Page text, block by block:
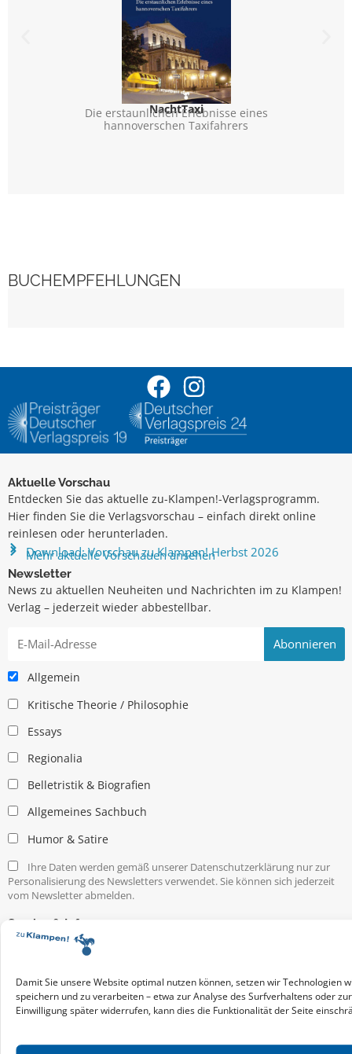
Damit Sie unsere Website optimal nutzen können, setzen wir Technologien
speichern und zu verarbeiten – etwa zur Analyse des Surfverhaltens oder
Einwilligung später widerrufen, kann dies die Funktionalität der Seite
NachtTaxi
Die erstaunlichen Erlebnisse eines
hannoverschen Taxifahrers
BUCHEMPFEHLUNGEN
Aktuelle Vorschau
Entdecken Sie das aktuelle zu-Klampen!-Verlagsprogramm.
Hier finden Sie die Verlagsvorschau – einfach direkt online
reinlesen oder herunterladen.
Download: Vorschau zu Klampen! Herbst 2026
Mehr aktuelle Vorschauen ansehen
Newsletter
News zu aktuellen Neuheiten und Nachrichten im zu Klampen!
Verlag – jederzeit wieder abbestellbar.
Allgemein
Kritische Theorie / Philosophie
Essays
Regionalia
Belletristik & Biografien
Allgemeines Sachbuch
Humor & Satire
Ihre Daten werden gemäß unserer Datenschutzerklärung nur zur
Personalisierung des Newsletters verwendet. Sie können sich jederzeit
vom Newsletter abmelden.
Service & Infos
Presseservice
Service für Handel & Veranstalter
Infos zur Manuskripteinreichung
Praktikumsstellen
Kontakt & Ansprechpartner